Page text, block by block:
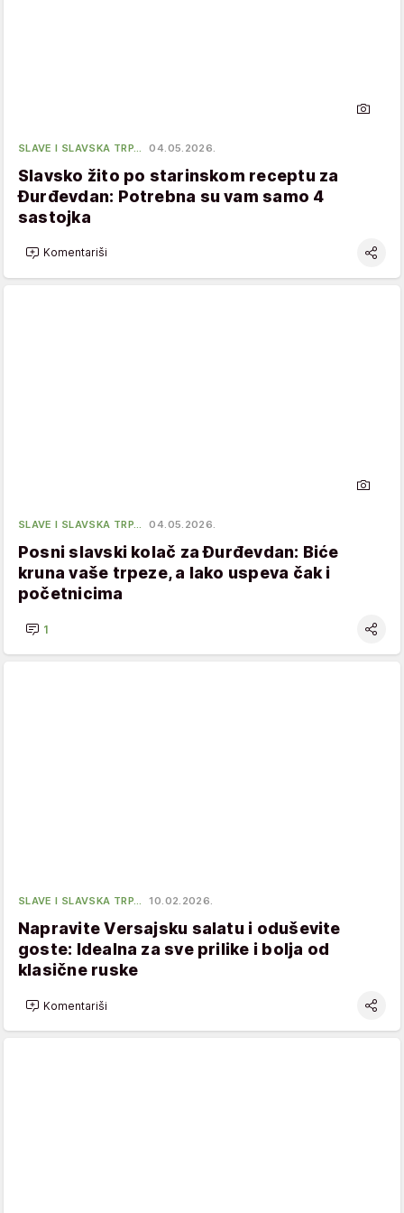
SLAVE I SLAVSKA TRP… 04.05.2026.
Slavsko žito po starinskom receptu za
Đurđevdan: Potrebna su vam samo 4
sastojka
Komentariši
SLAVE I SLAVSKA TRP… 04.05.2026.
Posni slavski kolač za Đurđevdan: Biće
kruna vaše trpeze, a lako uspeva čak i
početnicima
1
SLAVE I SLAVSKA TRP… 10.02.2026.
Napravite Versajsku salatu i oduševite
goste: Idealna za sve prilike i bolja od
klasične ruske
Komentariši